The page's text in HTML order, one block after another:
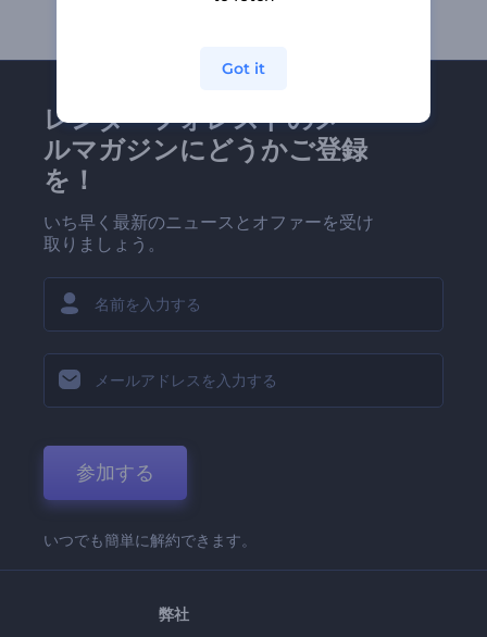
レンダーフォレストのメー
ルマガジンにどうかご登録
を！
いち早く最新のニュースとオファーを受け
取りましょう。
参加する
いつでも簡単に解約できます。
弊社
Got it